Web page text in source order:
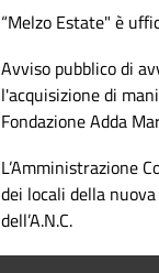
“Melzo Estate" è
Avviso pubblico di
l'acquisizione di
Fondazione Adda
L’Amministrazione
dei locali della
dell’A.N.C.